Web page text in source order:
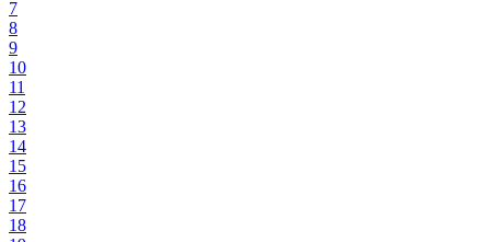
7
8
9
10
11
12
13
14
15
16
17
18